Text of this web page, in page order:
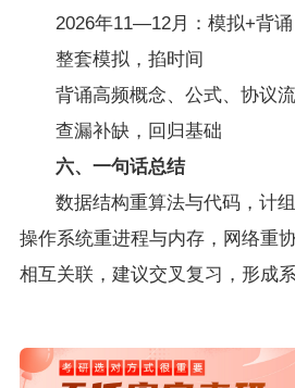
2026年11—12月：模拟+背诵
整套模拟，掐时间
背诵高频概念、公式、协议
查漏补缺，回归基础
六、一句话总结
数据结构重算法与代码，计
操作系统重进程与内存，网络重
相互关联，建议交叉复习，形成系